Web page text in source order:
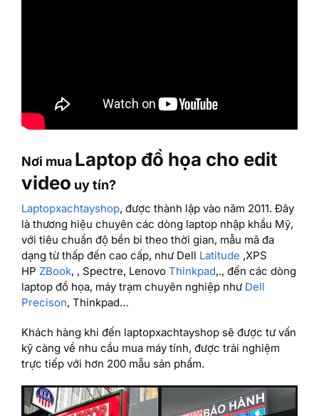
Nơi mua Laptop đồ họa cho edit
video uy tín?
Laptopxachtayshop, được thành lập vào năm 2011. Đây
là thương hiệu chuyên các dòng laptop nhập khẩu Mỹ,
với tiêu chuẩn độ bền bỉ theo thời gian, mẫu mã đa
dạng từ thấp đến cao cấp, như Dell Latitude ,XPS
HP ZBook, , Spectre, Lenovo Thinkpad,., đến các dòng
laptop đồ họa, máy trạm chuyên nghiệp như Dell
Precison, Thinkpad…
Khách hàng khi đến laptopxachtayshop sẽ được tư vấn
kỹ càng về nhu cầu mua máy tính, được trải nghiệm
trực tiếp với hơn 200 mẫu sản phẩm.